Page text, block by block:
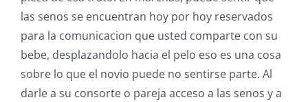
las senos se encuentran hoy por hoy reservados
para la comunicacion que usted comparte con su
bebe, desplazandolo hacia el pelo eso es una cosa
sobre lo que el novio puede no sentirse parte. Al
darle a su consorte o pareja acceso a las senos y a